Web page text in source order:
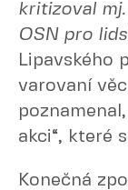
kritizoval
OSN pro
Lipavského
varovaní
akci“, které
Konečná